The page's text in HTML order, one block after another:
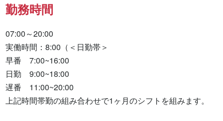
勤務時間
07:00～20:00
実働時間：8:00（＜日勤帯＞
早番　7:00~16:00
日勤　9:00~18:00
遅番　11:00~20:00
上記時間帯勤の組み合わせで1ヶ月のシフトを組みます。